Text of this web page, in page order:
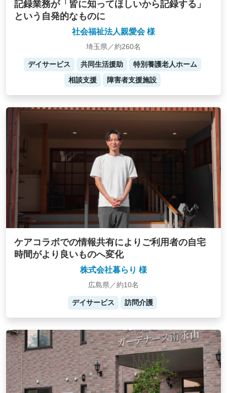
記録業務が「皆に知ってほしいから記録する」
という自発的なものに
社会福祉法人親愛会 様
埼玉県／約260名
デイサービス 共同生活援助
特別養護老人ホーム
相談支援
障害者支援施設
ケアコラボでの情報共有によりご利用者の自宅
時間がより良いものへ変化
株式会社暮らり 様
広島県／約10名
デイサービス 訪問介護